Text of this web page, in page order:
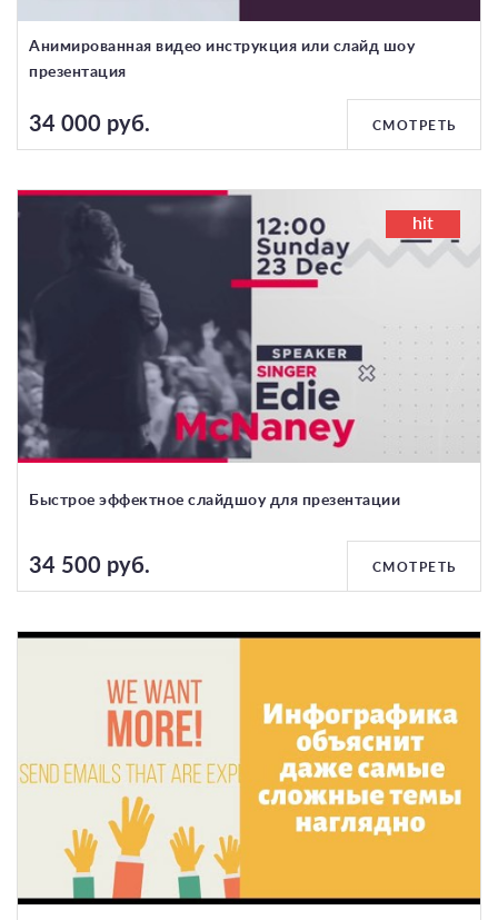
Анимированная видео инструкция или слайд шоу
презентация
34 000 руб. СМОТРЕТЬ
hit
Быстрое эффектное слайдшоу для презентации
34 500 руб. СМОТРЕТЬ